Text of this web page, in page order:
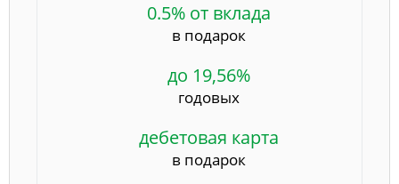
0.5% от вклада
в подарок
до 19,56%
годовых
дебетовая карта
в подарок